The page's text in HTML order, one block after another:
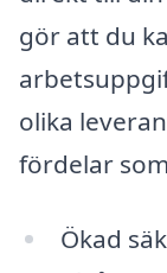
gör att du
olika
fördelar
Ökad